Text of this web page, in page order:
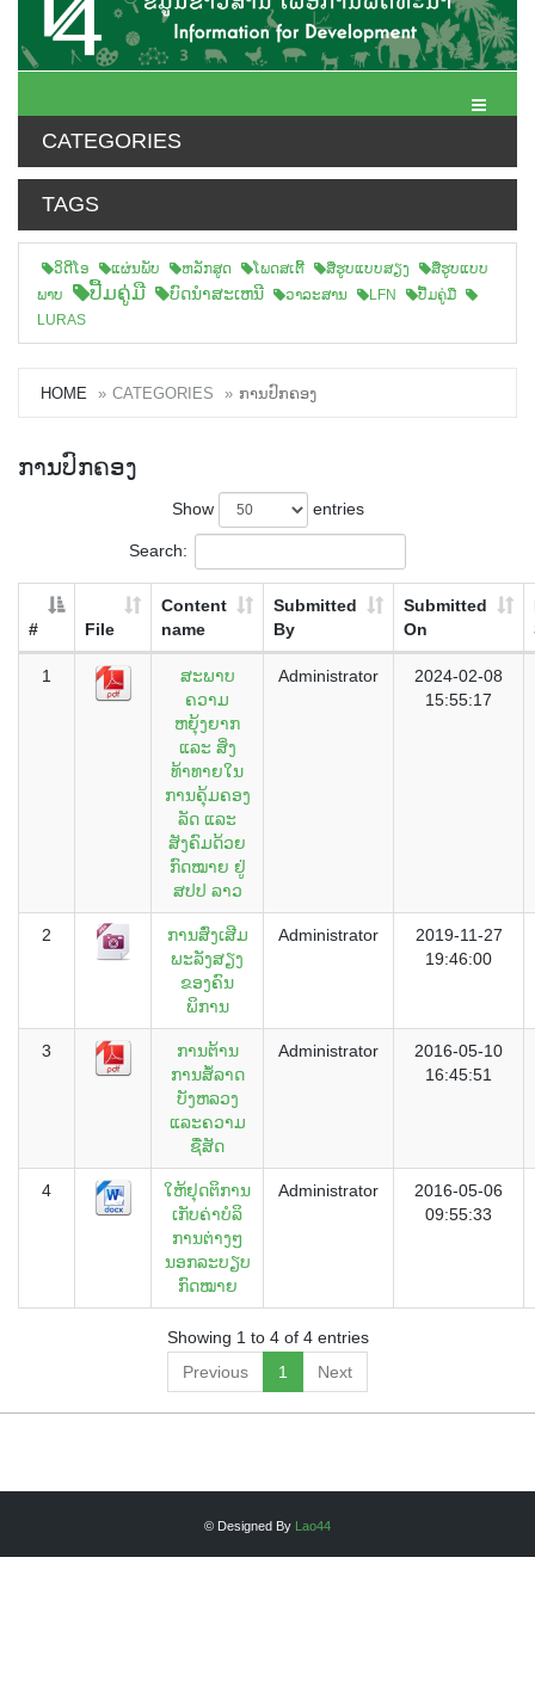
Toggle
CATEGORIES
TAGS
ວິດີໂອ ແຜ່ນພັບ ຫລັກສູດ ໂພດສເຕີ້ ສືຮູບແບບສຽງ
ສື່ຮູບແບບ
ພາບ
ປື້ມຄູ່ມື ບົດນຳສະເຫນີ ວາລະສານ LFN
ປື້ມຄູ່ມື
LURAS
HOME CATEGORIES ການປົກຄອງ
ການປົກຄອງ
Show entries
Search:
# File
Content
name
Submitted
By
Submitted
On
1
ສະພາບ
ຄວາມ
ຫຍຸ້ງຍາກ
ແລະ ສິ່ງ
ທ້າທາຍໃນ
ການຄຸ້ມຄອງ
ລັດ ແລະ
ສັງຄົມດ້ວຍ
ກົດໝາຍ ຢູ່
ສປປ ລາວ
Administrator
2024-02-08
15:55:17
2
ການສົ່ງເສີມ
ພະລັງສຽງ
ຂອງຄົນ
ພິການ
Administrator
2019-11-27
19:46:00
3
ການຕ້ານ
ການສໍ້ລາດ
ບັງຫລວງ
ແລະຄວາມ
ຊື່ສັດ
Administrator
2016-05-10
16:45:51
4
ໃຫ້ຢຸດຕິການ
ເກັບຄ່າບໍລິ
ການຕ່າງໆ
ນອກລະບຽບ
ກົດໝາຍ
Administrator
2016-05-06
09:55:33
Showing 1 to 4 of 4 entries
Previous
1 Next
© Designed By Lao44